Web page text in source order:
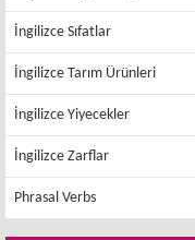
İngilizce Sıfatlar
İngilizce Tarım Ürünleri
İngilizce Yiyecekler
İngilizce Zarflar
Phrasal Verbs